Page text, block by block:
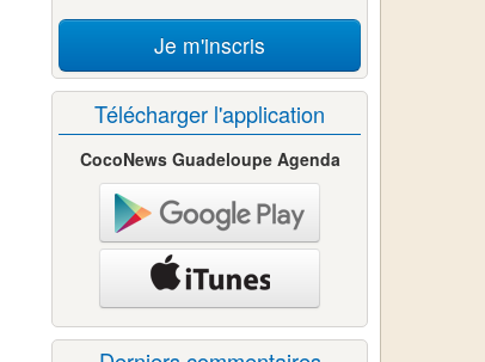
Je m'inscris
Télécharger l'application
CocoNews Guadeloupe Agenda